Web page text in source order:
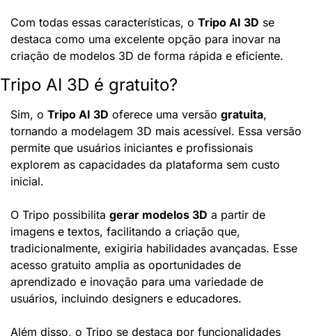
Com todas essas características, o Tripo AI 3D se
destaca como uma excelente opção para inovar na
criação de modelos 3D de forma rápida e eficiente.
Tripo AI 3D é gratuito?
Sim, o Tripo AI 3D oferece uma versão gratuita,
tornando a modelagem 3D mais acessível. Essa versão
permite que usuários iniciantes e profissionais
explorem as capacidades da plataforma sem custo
inicial.
O Tripo possibilita gerar modelos 3D a partir de
imagens e textos, facilitando a criação que,
tradicionalmente, exigiria habilidades avançadas. Esse
acesso gratuito amplia as oportunidades de
aprendizado e inovação para uma variedade de
usuários, incluindo designers e educadores.
Além disso, o Tripo se destaca por funcionalidades